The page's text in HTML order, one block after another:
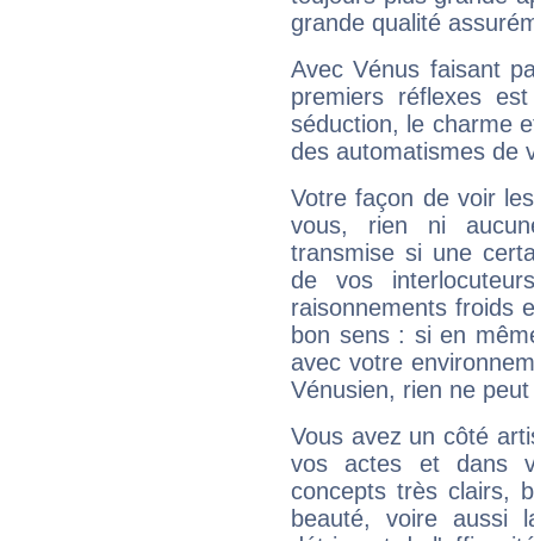
grande qualité
Avec Vénus faisant
premiers réflexes
séduction, le charme
des automatismes de
Votre façon de voir
vous, rien ni
transmise si une
de vos
raisonnements froids
bon sens : si en
avec votre
Vénusien, rien ne
Vous avez un côté
vos actes et dans
concepts très clairs,
beauté, voire aussi